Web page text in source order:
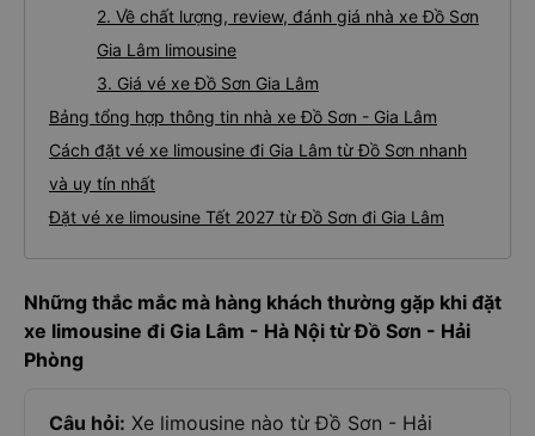
2. Về chất lượng, review, đánh giá nhà xe Đồ Sơn
Gia Lâm limousine
3. Giá vé xe Đồ Sơn Gia Lâm
Bảng tổng hợp thông tin nhà xe Đồ Sơn - Gia Lâm
Cách đặt vé xe limousine đi Gia Lâm từ Đồ Sơn nhanh
và uy tín nhất
Đặt vé xe limousine Tết 2027 từ Đồ Sơn đi Gia Lâm
Những thắc mắc mà hàng khách thường gặp khi đặt
xe limousine đi Gia Lâm - Hà Nội từ Đồ Sơn - Hải
Phòng
Câu hỏi: Xe limousine nào từ Đồ Sơn - Hải